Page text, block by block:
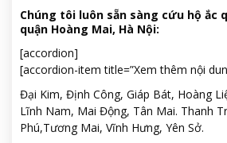
Chúng tôi luôn sẵn sàng cứu hộ ắc
quận Hoàng Mai, Hà Nội:
[accordion]
[accordion-item title=”Xem thêm nội
Đại Kim, Định Công, Giáp Bát, Hoàng
Lĩnh Nam, Mai Động, Tân Mai. Thanh
Phú,Tương Mai, Vĩnh Hưng, Yên Sở.